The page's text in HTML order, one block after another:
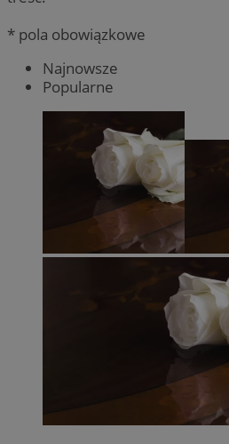
* pola obowiązkowe
Najnowsze
Popularne